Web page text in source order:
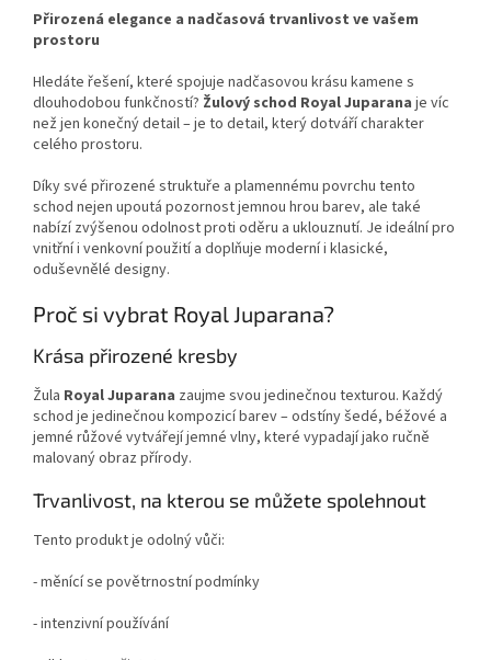
Přirozená elegance a nadčasová trvanlivost ve vašem
prostoru
Hledáte řešení, které spojuje nadčasovou krásu kamene s
dlouhodobou funkčností? Žulový schod Royal Juparana je víc
než jen konečný detail – je to detail, který dotváří charakter
celého prostoru.
Díky své přirozené struktuře a plamennému povrchu tento
schod nejen upoutá pozornost jemnou hrou barev, ale také
nabízí zvýšenou odolnost proti oděru a uklouznutí. Je ideální pro
vnitřní i venkovní použití a doplňuje moderní i klasické,
oduševnělé designy.
Proč si vybrat Royal Juparana?
Krása přirozené kresby
Žula Royal Juparana zaujme svou jedinečnou texturou. Každý
schod je jedinečnou kompozicí barev – odstíny šedé, béžové a
jemné růžové vytvářejí jemné vlny, které vypadají jako ručně
malovaný obraz přírody.
Trvanlivost, na kterou se můžete spolehnout
Tento produkt je odolný vůči:
- měnící se povětrnostní podmínky
- intenzivní používání